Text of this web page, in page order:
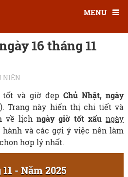
MENU
16 tháng 11
NIÊN
tốt và giờ đẹpChủ Nhật, ngày
Trang này hiển thị chi tiết và
về lịchngày giờ tốt xấu ngày
và các gợi ý việc nên làm
hợp lý nhất.
- Năm 2025